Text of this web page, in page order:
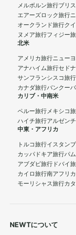
メルボルン旅行ブリ
エアーズロック旅行
オークランド旅行ク
ヌメア旅行フィジー
北米
アメリカ旅行ニュー
アナハイム旅行セド
サンフランシスコ旅行
カナダ旅行バンクー
カリブ・中南米
ペルー旅行メキシコ
ハイチ旅行アルゼン
中東・アフリカ
トルコ旅行イスタン
カッパドキア旅行パ
アブダビ旅行 ドバイ
カイロ旅行南アフリ
モーリシャス旅行カ
NEWTについて